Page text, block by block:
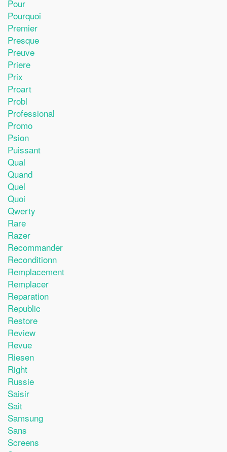
Pour
Pourquoi
Premier
Presque
Preuve
Priere
Prix
Proart
Probl
Professional
Promo
Psion
Puissant
Qual
Quand
Quel
Quoi
Qwerty
Rare
Razer
Recommander
Reconditionn
Remplacement
Remplacer
Reparation
Republic
Restore
Review
Revue
Riesen
Right
Russie
Saisir
Sait
Samsung
Sans
Screens